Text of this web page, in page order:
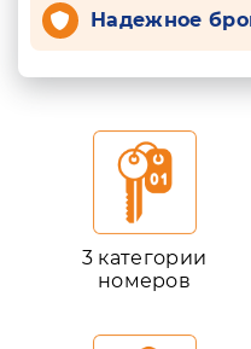
Надежное
3 категории
номеров